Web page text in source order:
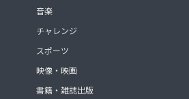
音楽
チャレンジ
スポーツ
映像・映画
書籍・雑誌出版